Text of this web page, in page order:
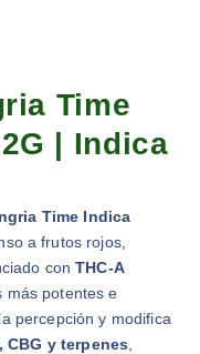
Time
| Indica
Time Indica
a frutos rojos,
conTHC-A
más potentes e
percepción y modifica
CBG y terpenes